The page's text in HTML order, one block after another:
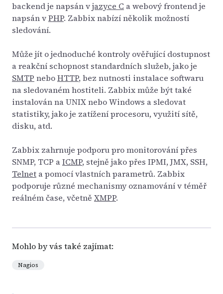
backend je napsán vjazyce C a webový frontend je
napsán vPHP. Zabbix nabízí několik možností
sledování.
Může jít o jednoduché kontroly ověřující dostupnost
a reakční schopnost standardních služeb, jako je
SMTP neboHTTP, bez nutnosti instalace softwaru
na sledovaném hostiteli. Zabbix může být také
instalován na UNIX nebo Windows a sledovat
statistiky, jako je zatížení procesoru, využití sítě,
disku, atd.
Zabbix zahrnuje podporu pro monitorování přes
SNMP, TCP aICMP, stejně jako přes IPMI, JMX, SSH,
Telnet a pomocí vlastních parametrů. Zabbix
podporuje různé mechanismy oznamování v téměř
reálném čase, včetně XMPP.
Mohlo by vás také zajímat:
Nagios